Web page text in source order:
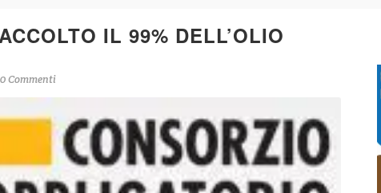
IL 99% DELL’OLIO
0 Commenti